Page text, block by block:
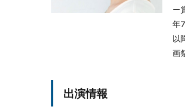
ー
年
以
画
出演情報